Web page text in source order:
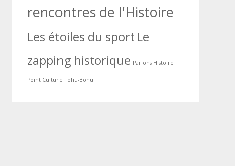
rencontres de l'Histoire
Les étoiles du sport Le
zapping historique Parlons Histoire
Point Culture Tohu-Bohu